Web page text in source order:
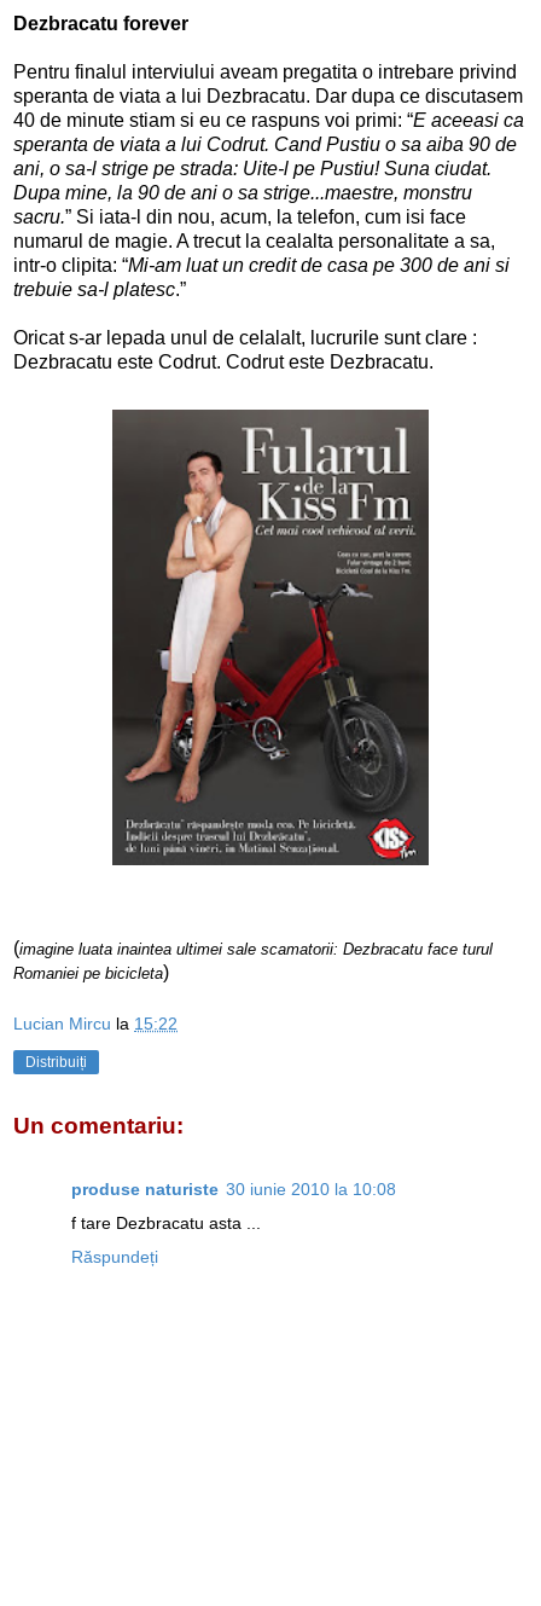
Dezbracatu forever
Pentru finalul interviului aveam pregatita o intrebare privind
speranta de viata a lui Dezbracatu. Dar dupa ce discutasem
40 de minute stiam si eu ce raspuns voi primi: “E aceeasi ca
speranta de viata a lui Codrut. Cand Pustiu o sa aiba 90 de
ani, o sa-l strige pe strada: Uite-l pe Pustiu! Suna ciudat.
Dupa mine, la 90 de ani o sa strige...maestre, monstru
sacru.” Si iata-l din nou, acum, la telefon, cum isi face
numarul de magie. A trecut la cealalta personalitate a sa,
intr-o clipita: “Mi-am luat un credit de casa pe 300 de ani si
trebuie sa-l platesc.”
Oricat s-ar lepada unul de celalalt, lucrurile sunt clare :
Dezbracatu este Codrut. Codrut este Dezbracatu.
(imagine luata inaintea ultimei sale scamatorii: Dezbracatu face turul
Romaniei pe bicicleta)
Lucian Mircu la 15:22
Distribuiți
Un comentariu:
produse naturiste 30 iunie 2010 la 10:08
f tare Dezbracatu asta ...
Răspundeți